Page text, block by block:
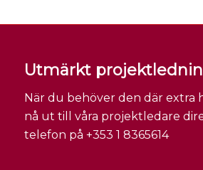
Utmärkt
När du behöver den där extra
nå ut till våra projektledare
telefon på +353 1 8365614